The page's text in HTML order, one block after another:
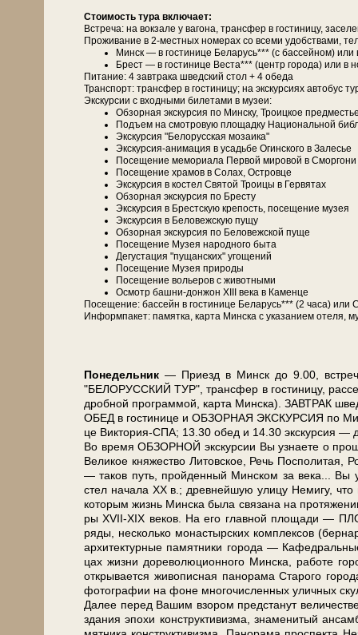
Сто­и­мость ту­ра вклю­ча­ет:
Встреча: на вок­за­ле у ва­го­на, транс­фер в го­сти­ни­цу,
Про­жи­ва­ние в 2-местных но­ме­рах со все­ми удоб­ства­ми,
Минск — в го­сти­ни­це Бе­ла­русь*** (с бас­сей­ном)
Брест — в го­сти­ни­це Веста*** (центр го­ро­да) или в
Питание: 4 зав­тра­ка швед­ский стол + 4 обе­да
Транс­порт: транс­фер в го­сти­ни­цу; на экс­кур­си­ях ав­то­бус
Экскурсии с вход­ны­ми би­ле­та­ми в му­зеи:
Об­зор­ная экскурсия по Мин­ску, Тро­иц­кое
Подъем на смот­ро­вую пло­щад­ку Национальной
Экс­кур­сия "Бе­ло­рус­ская мо­за­и­ка"
Экскурсия-анимация в усадь­бе Огин­ско­го в За­ле­сье
По­се­ще­ние ме­мо­ри­а­ла Первой ми­ро­вой в Смор­го­ни
По­се­ще­ние хра­мов в Со­лах, Островце
Экс­кур­сия в ко­стел Свя­той Тро­и­цы в Гер­вя­тах
Об­зор­ная экскурсия по Бре­сту
Экс­кур­сия в Брестскую кре­пость, посещение му­зея
Экс­кур­сия в Бе­ло­веж­скую пу­щу
Об­зор­ная экскурсия по Бе­ло­веж­ской пуще
По­се­ще­ние Музея на­род­но­го бы­та
Де­гу­ста­ция "пущанских" угощений
По­се­ще­ние Музея при­ро­ды
По­се­ще­ние во­лье­ров с жи­вот­ны­ми
Осмотр башни-донжон ХІІІ ве­ка в Каменце
По­се­ще­ние: бас­сейн в го­сти­ни­це Бе­ла­русь*** (2 ча­са)
Ин­форм­па­кет: па­мят­ка, кар­та Мин­ска с ука­за­ни­ем оте­ля,
По­не­дель­ник — При­езд в Минск до 9.00,
"БЕЛОРУССКИЙ ТУР", транс­фер в го­сти­ни­цу,
дроб­ной про­грам­мой, кар­та Мин­ска). ЗАВ­ТРАК
ОБЕД в го­сти­ни­це и ОБЗОРНАЯ ЭКСКУРСИЯ по
це Виктория-СПА; 13.30 обед и 14.30 экскурсия —
Во вре­мя ОБЗОРНОЙ экс­кур­сии Вы узна­е­те о
Ве­ли­кое кня­же­ство Ли­тов­ское, Речь Поспо­ли­тая,
— та­ков путь, прой­ден­ный Мин­ском за ве­ка... Вы
стел на­ча­ла ХХ в.; древ­ней­шую ули­цу Не­ми­гу,
ко­то­рым жизнь Мин­ска бы­ла свя­за­на на
ры XVII-XIX ве­ков. На его глав­ной пло­ща­ди —
ря­ды, не­сколь­ко мо­на­стыр­ских ком­плек­сов
ар­хи­тек­тур­ные па­мят­ни­ки го­ро­да —
цах жиз­ни до­ре­во­лю­ци­он­но­го Мин­ска, ра­бо­те
от­кры­ва­ет­ся жи­во­пис­ная па­но­ра­ма Старого
фо­то­гра­фии на фо­не мно­го­чис­лен­ных улич­ных
Да­лее пе­ред Ва­шим взо­ром пред­ста­нут
зда­ния эпо­хи кон­ст­рук­ти­виз­ма, зна­ме­ни­тый